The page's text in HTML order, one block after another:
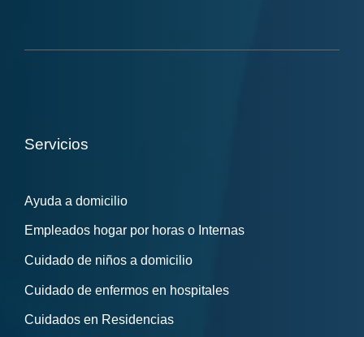
Servicios
Ayuda a domicilio
Empleados hogar por horas o Internas
Cuidado de niños a domicilio
Cuidado de enfermos en hospitales
Cuidados en Residencias